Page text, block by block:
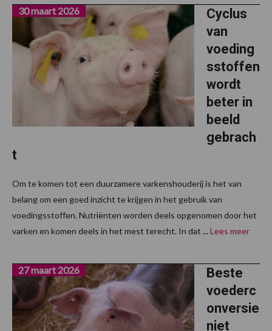
Cyclus
van
voeding
sstoffen
wordt
beter in
beeld
gebrach
t
30 maart 2026
Om te komen tot een duurzamere varkenshouderij is het van
belang om een goed inzicht te krijgen in het gebruik van
voedingsstoffen. Nutriënten worden deels opgenomen door het
varken en komen deels in het mest terecht. In dat ... Lees meer
Beste
voederc
onversie
niet
27 maart 2026